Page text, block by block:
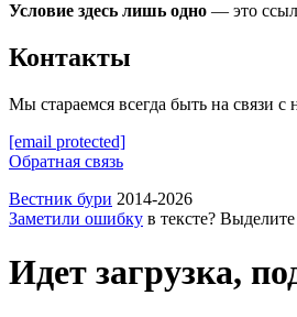
Условие здесь лишь одно — это
Контакты
Мы стараемся всегда быть на связи
[email protected]
Обратная связь
Вестник бури 2014-2026
Заметили ошибку в тексте?
Идет загрузка,